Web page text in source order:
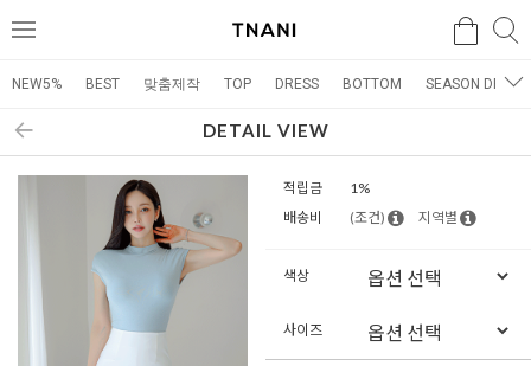
메
검색
NEW5% BEST 맞춤제작 TOP DRESS BOTTOM SEASON DRESS
DETAIL VIEW
적립금
1%
배송비
(조건) 지역별
색상
사이즈